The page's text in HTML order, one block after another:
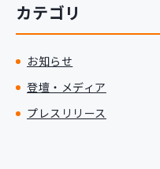
カテゴリ
お知らせ
登壇・メディア
プレスリリース